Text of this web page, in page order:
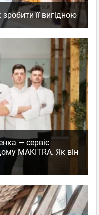
її вигідною
— сервіс
MAKITRA. Як він